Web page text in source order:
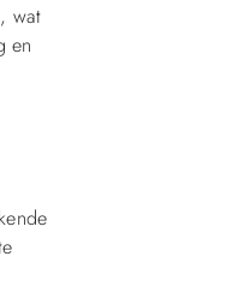
wat
en